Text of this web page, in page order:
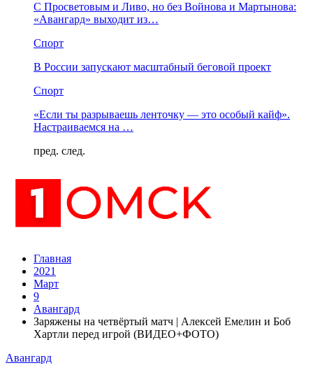
С Просветовым и Ливо, но без Войнова и Мартынова:
«Авангард» выходит из…
Спорт
В России запускают масштабный беговой проект
Спорт
«Если ты разрываешь ленточку — это особый кайф».
Настраиваемся на …
пред. след.
Главная
2021
Март
9
Авангард
Заряжены на четвёртый матч | Алексей Емелин и Боб
Хартли перед игрой (ВИДЕО+ФОТО)
Авангард